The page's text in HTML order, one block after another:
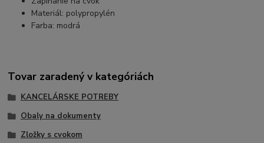
Materiál: polypropylén
Farba: modrá
Tovar zaradený v kategóriách
KANCELÁRSKE POTREBY
Obaly na dokumenty
Zložky s cvokom